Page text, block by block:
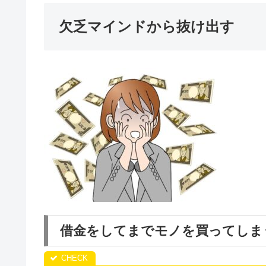
欠乏マインドから抜け出す
借金をしてまでモノを買ってしま